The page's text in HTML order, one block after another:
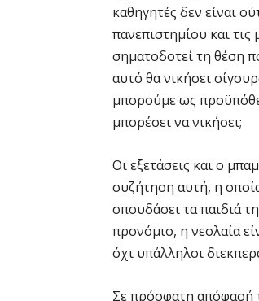
καθηγητές δεν είναι
πανεπιστημίου και
σηματοδοτεί τη θέση
αυτό θα νικήσει
μπορούμε ως
μπορέσει να νικήσει;
Οι εξετάσεις και ο
συζήτηση αυτή, η
σπουδάσει τα παιδιά
προνόμιο, η νεολαία
όχι υπάλληλοι
Σε πρόσφατη απόφασή